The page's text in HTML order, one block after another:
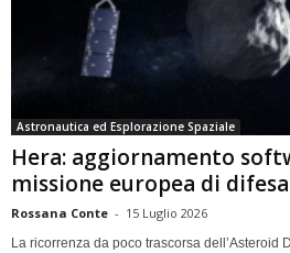
Astronautica ed Esplorazione Spaziale
Hera: aggiornamento
missione europea di
Rossana Conte - 15 Luglio 2026
La ricorrenza da poco trascorsa dell’Asteroid